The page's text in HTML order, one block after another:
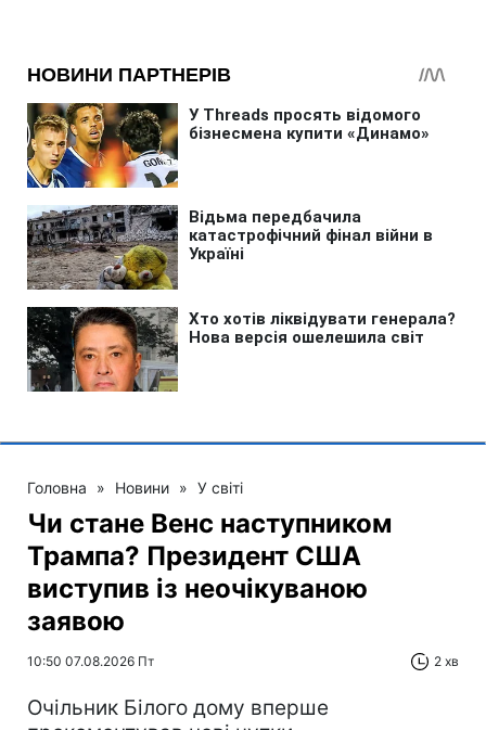
Головна » Новини » У світі
Чи стане Венс наступником
Трампа? Президент США
виступив із неочікуваною
заявою
10:50 07.08.2026 Пт 2 хв
Очільник Білого дому вперше